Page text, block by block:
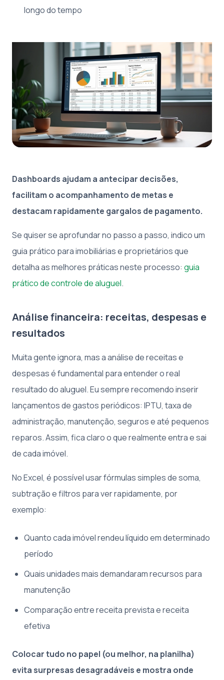
longo do tempo
Dashboards ajudam a antecipar decisões,
facilitam o acompanhamento de metas e
destacam rapidamente gargalos de pagamento.
Se quiser se aprofundar no passo a passo, indico um
guia prático para imobiliárias e proprietários que
detalha as melhores práticas neste processo: guia
prático de controle de aluguel.
Análise financeira: receitas, despesas e
resultados
Muita gente ignora, mas a análise de receitas e
despesas é fundamental para entender o real
resultado do aluguel. Eu sempre recomendo inserir
lançamentos de gastos periódicos: IPTU, taxa de
administração, manutenção, seguros e até pequenos
reparos. Assim, fica claro o que realmente entra e sai
de cada imóvel.
No Excel, é possível usar fórmulas simples de soma,
subtração e filtros para ver rapidamente, por
exemplo:
Quanto cada imóvel rendeu líquido em determinado
período
Quais unidades mais demandaram recursos para
manutenção
Comparação entre receita prevista e receita
efetiva
Colocar tudo no papel (ou melhor, na planilha)
evita surpresas desagradáveis e mostra onde